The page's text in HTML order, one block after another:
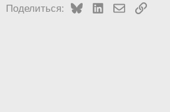
Поделиться: BlueskyLinkedIn